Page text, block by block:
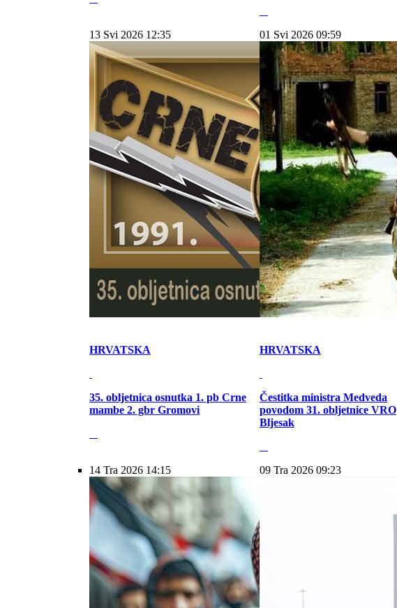
13 Svi 2026 12:35
HRVATSKA
35. obljetnica osnutka 1. pb Crne
mambe 2. gbr Gromovi
01 Svi 2026 09:59
HRVATSKA
Čestitka ministra Medveda
povodom 31. obljetnice VRO
Bljesak
14 Tra 2026 14:15 09 Tra 2026 09:23